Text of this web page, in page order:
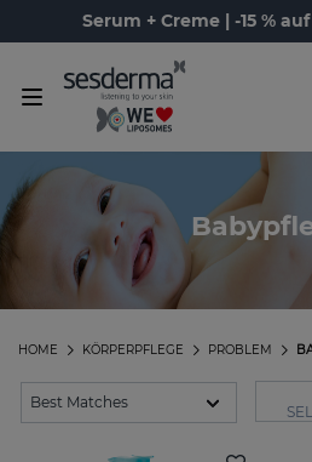
Serum + Creme | -15 %
PROBLEM
KÖRPERPFLEGE
HOME